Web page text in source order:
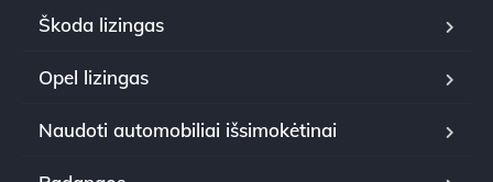
Škoda lizingas
Opel lizingas
Naudoti automobiliai išsimokėtinai